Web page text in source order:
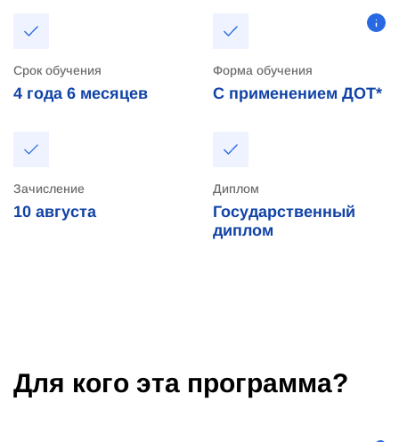
Срок обучения
4 года 6 месяцев
Форма обучения
С применением ДОТ*
Зачисление
10 августа
Диплом
Государственный
диплом
Для кого эта программа?